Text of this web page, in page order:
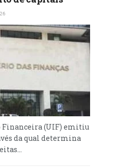
Financeira (UIF) emitiu
da qual determina